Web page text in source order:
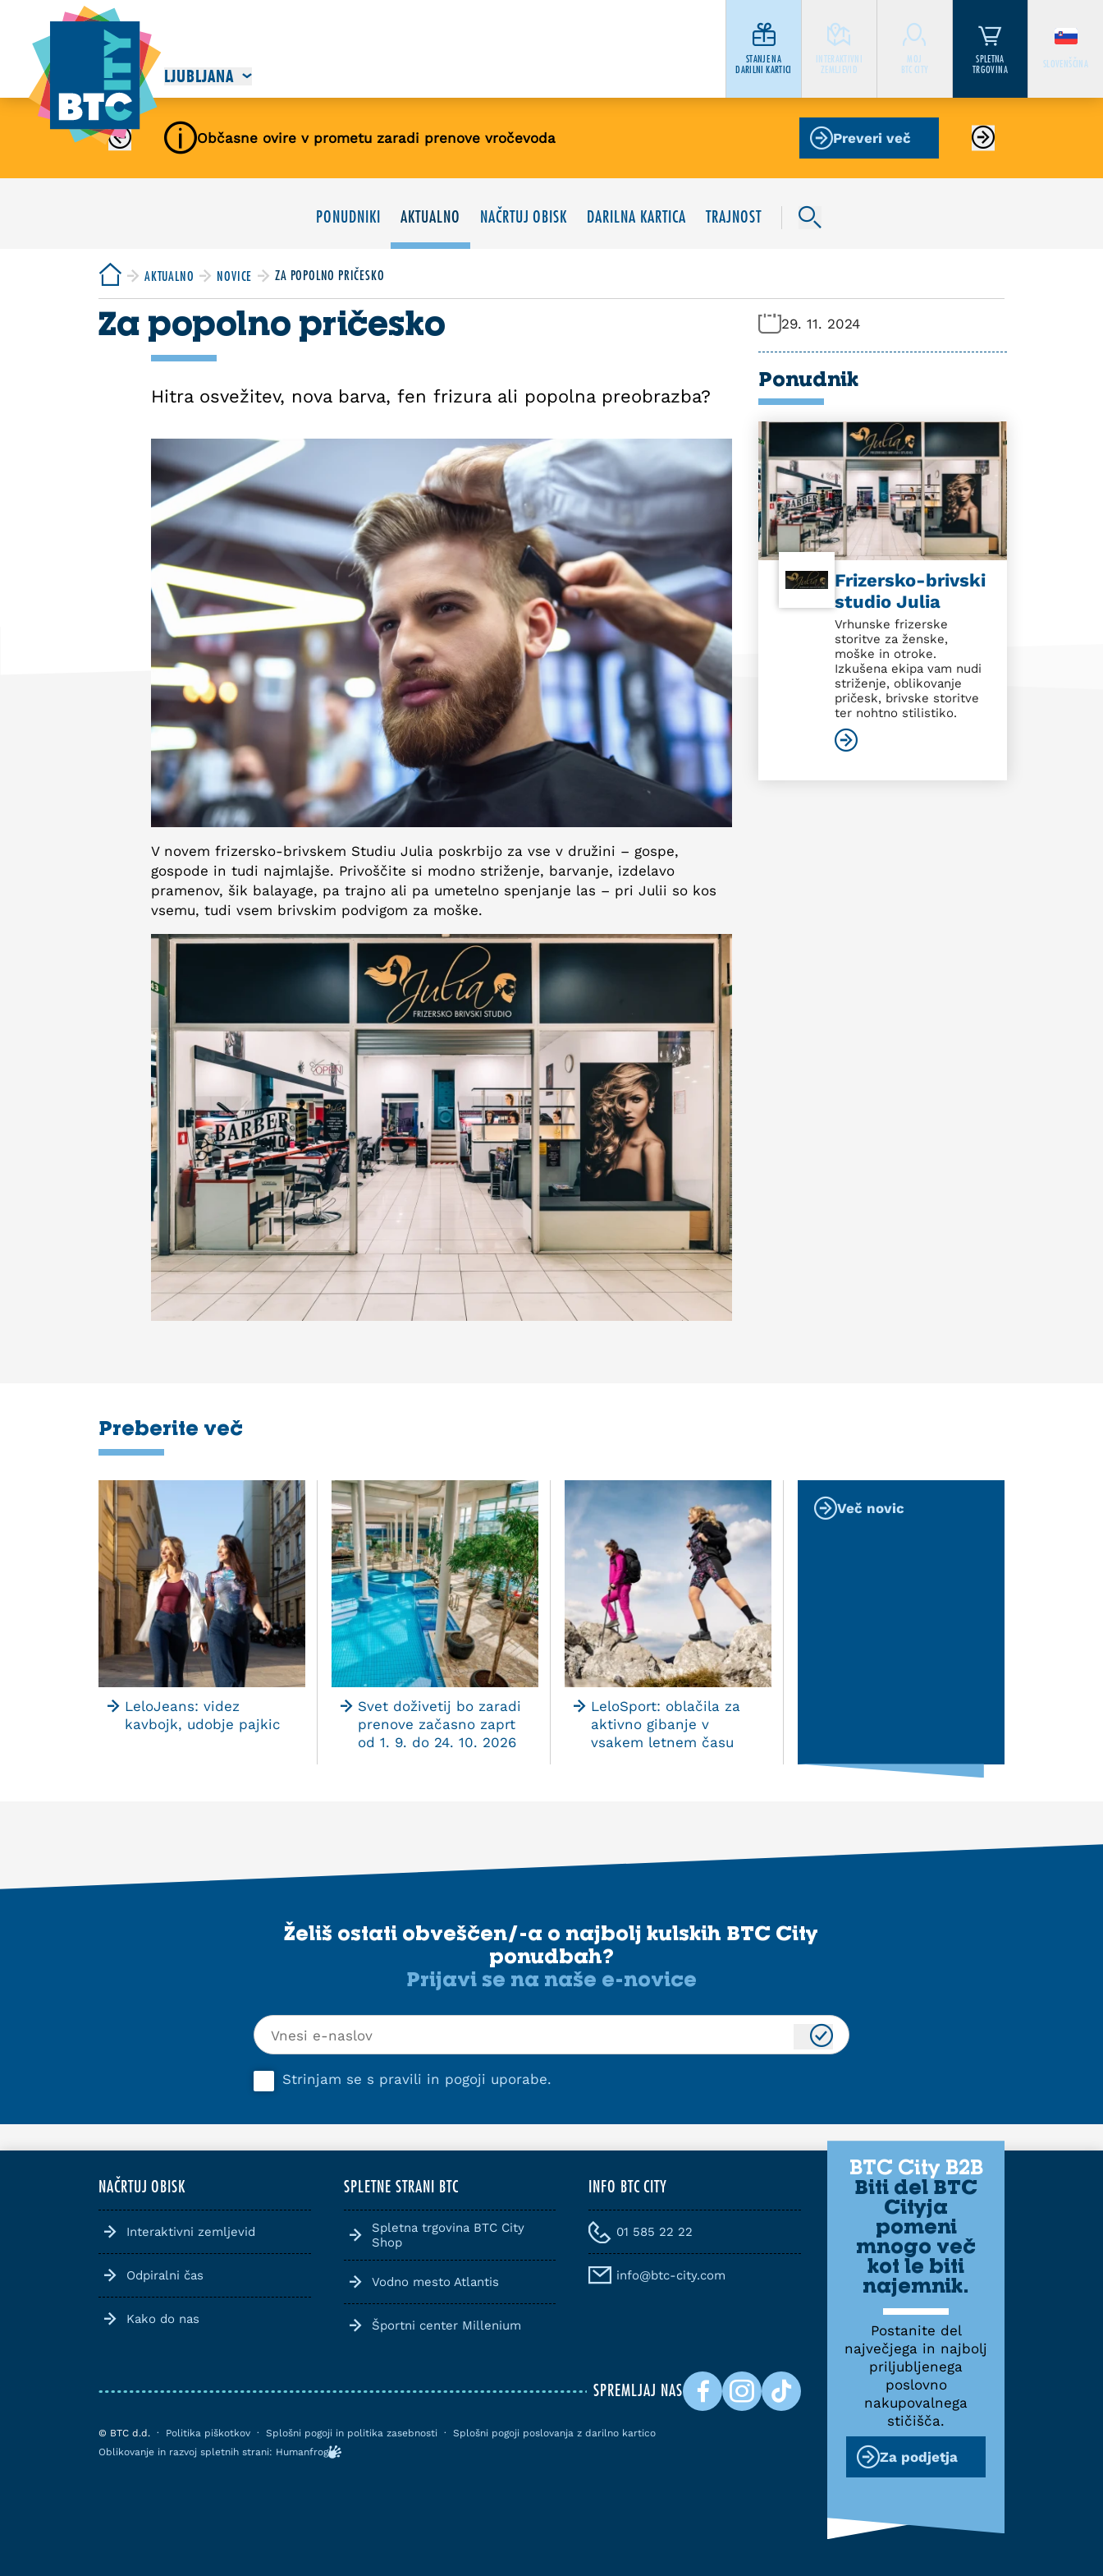
STANJE NA
DARILNI KARTICI
INTERAKTIVNI
ZEMLJEVID
MOJ
BTC CITY
SPLETNA
TRGOVINA
SLOVENŠČINA
LJUBLJANA
Občasne ovire v prometu zaradi prenove vročevoda Preveri več
PONUDNIKI AKTUALNO NAČRTUJ OBISK DARILNA KARTICA TRAJNOST
AKTUALNO NOVICE ZA POPOLNO PRIČESKO
Za popolno pričesko
Hitra osvežitev, nova barva, fen frizura ali popolna preobrazba?
V novem frizersko-brivskem Studiu Julia poskrbijo za vse v družini – gospe,
gospode in tudi najmlajše. Privoščite si modno striženje, barvanje, izdelavo
pramenov, šik balayage, pa trajno ali pa umetelno spenjanje las – pri Julii so kos
vsemu, tudi vsem brivskim podvigom za moške.
29. 11. 2024
Ponudnik
Frizersko-brivski
studio Julia
Vrhunske frizerske
storitve za ženske,
moške in otroke.
Izkušena ekipa vam nudi
striženje, oblikovanje
pričesk, brivske storitve
ter nohtno stilistiko.
Preberite več
LeloJeans: videz
kavbojk, udobje pajkic
Svet doživetij bo zaradi
prenove začasno zaprt
od 1. 9. do 24. 10. 2026
LeloSport: oblačila za
aktivno gibanje v
vsakem letnem času
Več novic
Želiš ostati obveščen/-a o najbolj kulskih BTC City
ponudbah?
Prijavi se na naše e-novice
Strinjam se s pravili in pogoji uporabe.
NAČRTUJ OBISK
Interaktivni zemljevid
Odpiralni čas
Kako do nas
SPLETNE STRANI BTC
Spletna trgovina BTC City
Shop
Vodno mesto Atlantis
Športni center Millenium
INFO BTC CITY
01 585 22 22
info@btc-city.com
SPREMLJAJ NAS
© BTC d.d. · Politika piškotkov · Splošni pogoji in politika zasebnosti ·
Splošni pogoji poslovanja z darilno kartico
Oblikovanje in razvoj spletnih strani: Humanfrog
BTC City B2B
Biti del BTC
Cityja
pomeni
mnogo več
kot le biti
najemnik.
Postanite del
največjega in najbolj
priljubljenega
poslovno
nakupovalnega
stičišča.
Za podjetja